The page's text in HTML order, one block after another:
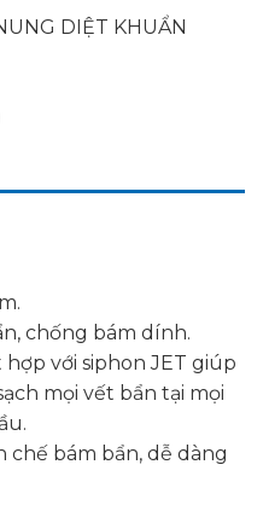
DIỆT KHUẨN
chống bám dính.
với siphon JET giúp
mọi vết bẩn tại mọi
chế bám bẩn, dễ dàng